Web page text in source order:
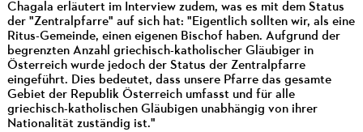
Chagala erläutert im Interview zudem, was es mit dem Status
der "Zentralpfarre" auf sich hat: "Eigentlich sollten wir, als eine
Ritus-Gemeinde, einen eigenen Bischof haben. Aufgrund der
begrenzten Anzahl griechisch-katholischer Gläubiger in
Österreich wurde jedoch der Status der Zentralpfarre
eingeführt. Dies bedeutet, dass unsere Pfarre das gesamte
Gebiet der Republik Österreich umfasst und für alle
griechisch-katholischen Gläubigen unabhängig von ihrer
Nationalität zuständig ist."